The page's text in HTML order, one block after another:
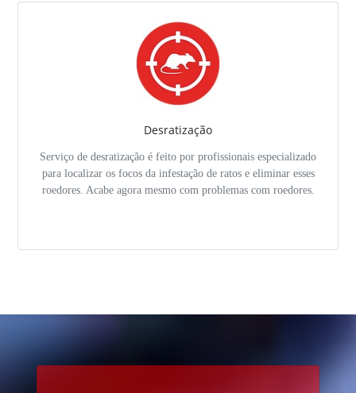
Desratização
Serviço de desratização é feito por profissionais especializado
para localizar os focos da infestação de ratos e eliminar esses
roedores. Acabe agora mesmo com problemas com roedores.